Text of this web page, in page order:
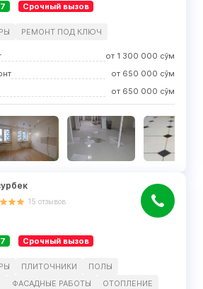
Срочный вызов
РЕМОНТ ПОД КЛЮЧ
от 1 300 000 сўм
от 650 000 сўм
от 650 000 сўм
15 отзывов
Срочный вызов
ПЛИТОЧНИКИ
ПОЛЫ
ФАСАДНЫЕ РАБОТЫ
ОТОПЛЕНИЕ